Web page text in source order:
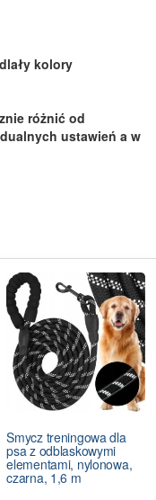
kolory
różnić od
ustawień a w
Smycz treningowa dla
psa z odblaskowymi
elementami, nylonowa,
czarna, 1,6 m